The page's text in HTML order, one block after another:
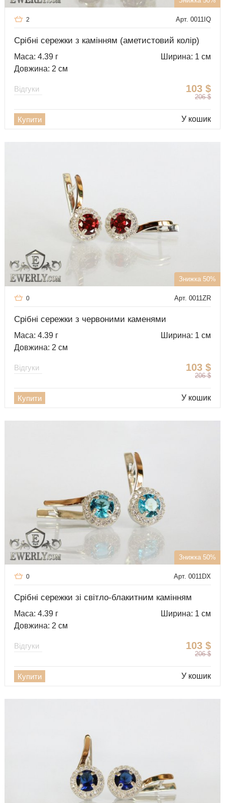
Арт. 0011IQ
2
Срібні сережки з камінням (аметистовий колір)
Маса: 4.39 г
Ширина: 1 см
Довжина: 2 см
103 $
206 $
Відгуки
Купити У кошик
Знижка 50%
Арт. 0011ZR
0
Срібні сережки з червоними каменями
Маса: 4.39 г
Ширина: 1 см
Довжина: 2 см
103 $
206 $
Відгуки
Купити У кошик
Знижка 50%
Арт. 0011DX
0
Срібні сережки зі світло-блакитним камінням
Маса: 4.39 г
Ширина: 1 см
Довжина: 2 см
103 $
206 $
Відгуки
Купити У кошик